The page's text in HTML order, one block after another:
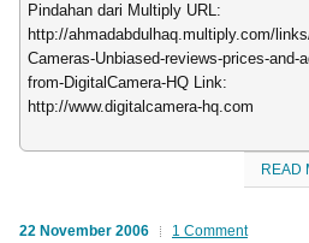
Pindahan dari Multiply URL:
http://ahmadabdulhaq.multiply.com/
Cameras-Unbiased-reviews-prices-and-
from-DigitalCamera-HQ Link:
http://www.digitalcamera-hq.com
READ
22 November 2006 1 Comment